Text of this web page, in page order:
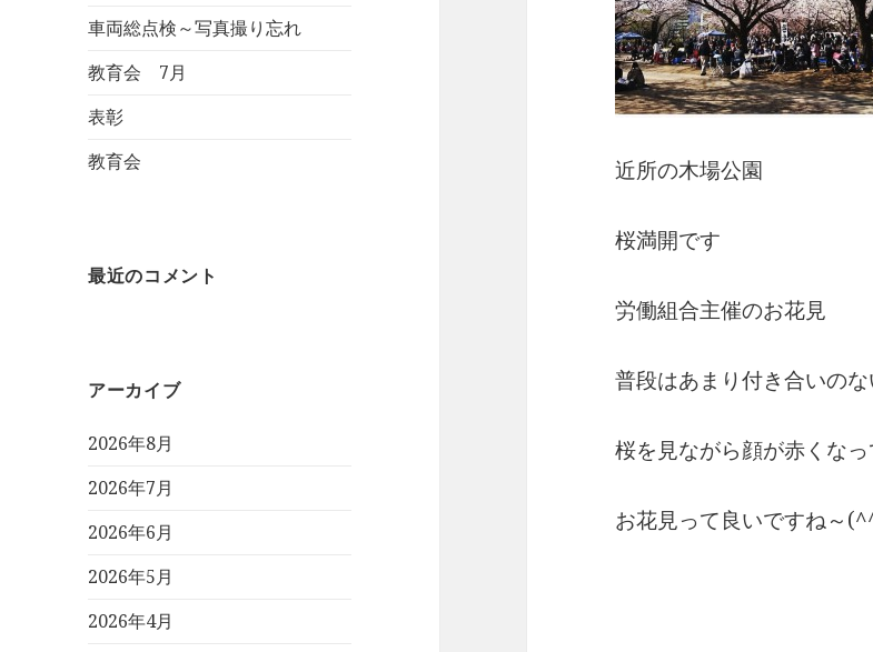
車両総点検～写真撮り忘れ
教育会 7月
表彰
教育会
最近のコメント
アーカイブ
2026年8月
2026年7月
2026年6月
2026年5月
2026年4月
近所の木場公園
桜満開です
労働組合主催のお花見
普段はあまり付き合いの
桜を見ながら顔が赤くなっ
お花見って良いですね～